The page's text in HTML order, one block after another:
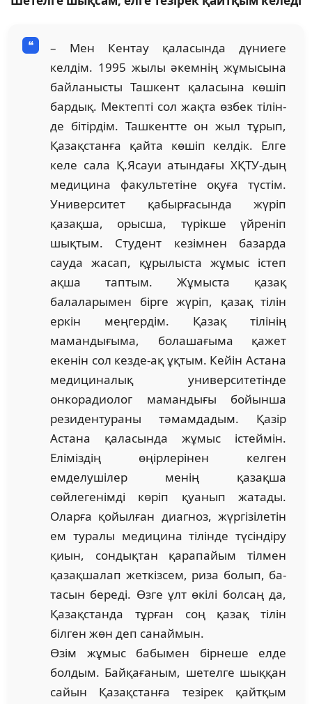
– Мен Кентау қаласын­да дүниеге
келдім. 1995 жы­лы әкемнің жұмысына
бай­ланысты Ташкент қала­сы­на көшіп
бардық. Мек­теп­ті сол жақта өзбек ті­лін­
де бітірдім. Ташкентте он жыл тұрып,
Қазақстанға қайта көшіп келдік. Елге
келе сала Қ.Ясауи атындағы ХҚТУ-дың
медицина факультетіне оқуға түстім.
Университет қабырғасында жүріп
қазақша, орысша, түрікше үйреніп
шықтым. Студент кезімнен ба­­­зарда
сауда жасап, құрылыста жұмыс істеп
ақша тап­тым. Жұмыста қазақ
балаларымен бірге жүріп, қазақ тілін
еркін меңгердім. Қазақ тілінің
мамандығыма, бола­ша­ғыма қажет
екенін сол кезде-ақ ұқтым. Кейін Астана
ме­дициналық университетінде
онкорадиолог маман­ды­ғы бойынша
резидентураны тәмамдадым. Қазір
Астана қала­сында жұмыс істеймін.
Еліміздің өңірлерінен келген
емделушілер менің қазақша
сөйлегенімді көріп қуанып жа­тады.
Оларға қойылған диагноз, жүргізілетін
ем тура­лы медицина тілінде түсіндіру
қиын, сондықтан қара­­пайым тілмен
қазақшалап жеткізсем, риза болып, ба­
та­сын береді. Өзге ұлт өкілі болсаң да,
Қазақстанда тұр­ған соң қазақ тілін
білген жөн деп санаймын.
Өзім жұмыс бабымен бірнеше елде
болдым. Байқа­ға­ным, шетелге шыққан
сайын Қазақстанға тезірек қайт­қым